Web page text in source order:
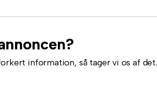
information, så tager vi os af det.